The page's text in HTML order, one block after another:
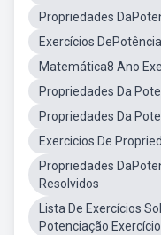
Propriedades
Exercícios
Matemática8 Ano
Propriedades Da
Propriedades Da
Exercicios De
Propriedades
Resolvidos
Lista De Exercícios
Potenciação